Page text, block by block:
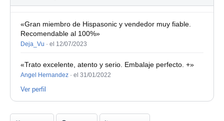
«Gran miembro de Hispasonic y vendedor muy fiable.
Recomendable al 100%»
Deja_Vu · el 12/07/2023
«Trato excelente, atento y serio. Embalaje perfecto. +»
Angel Hernandez · el 31/01/2022
Ver perfil